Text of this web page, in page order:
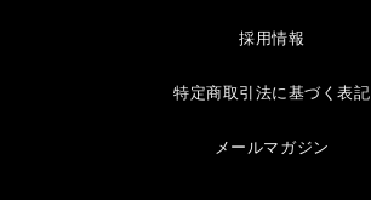
採用情報
特定商取引法に基づく表記
メールマガジン